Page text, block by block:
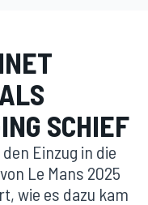
SCHIEF
Einzug in die
Le Mans 2025
wie es dazu kam